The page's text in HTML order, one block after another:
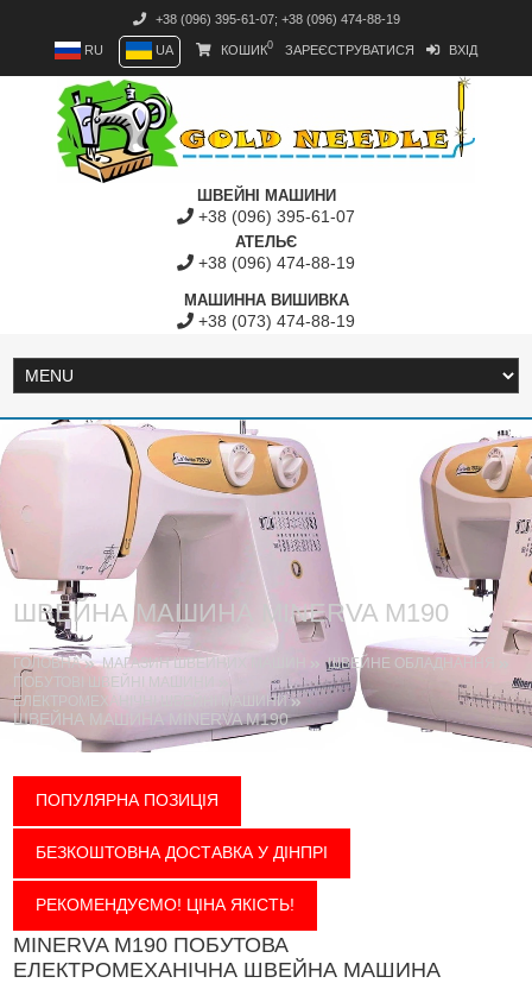
+38 (096) 395-61-07; +38 (096) 474-88-19
RU UA КОШИК0 ЗАРЕЄСТРУВАТИСЯ ВХІД
ШВЕЙНІ МАШИНИ
+38 (096) 395-61-07
АТЕЛЬЄ
+38 (096) 474-88-19
МАШИННА ВИШИВКА
+38 (073) 474-88-19
ШВЕЙНА МАШИНА MINERVA M190
ГОЛОВНА МАГАЗИН ШВЕЙНИХ МАШИН
ШВЕЙНЕ ОБЛАДНАННЯ
ПОБУТОВІ ШВЕЙНІ МАШИНИ
ЕЛЕКТРОМЕХАНІЧНІ ШВЕЙНІ МАШИНИ
ШВЕЙНА МАШИНА MINERVA M190
ПОПУЛЯРНА ПОЗИЦІЯ
БЕЗКОШТОВНА ДОСТАВКА У ДІНПРІ
РЕКОМЕНДУЄМО! ЦІНА ЯКІСТЬ!
MINERVA M190 ПОБУТОВА
ЕЛЕКТРОМЕХАНІЧНА ШВЕЙНА МАШИНА